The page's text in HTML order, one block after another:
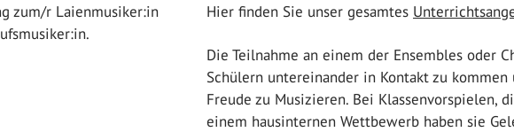
zum/r Laienmusiker:in
Hier finden Sie unser gesamtes
Die Teilnahme an einem der Ensembles oder
Schülern untereinander in Kontakt zu
Freude zu Musizieren. Bei Klassenvorspielen,
einem hausinternen Wettbewerb haben sie